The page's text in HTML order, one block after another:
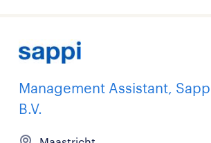
Management Assistant,
B.V.